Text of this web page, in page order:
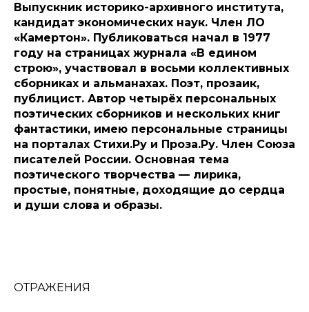
Выпускник историко-архивного института,
кандидат экономических наук. Член ЛО
«Камертон». Публиковаться начал в 1977
году на страницах журнала «В едином
строю», участвовал в восьми коллективных
сборниках и альманахах. Поэт, прозаик,
публицист. Автор четырёх персональных
поэтических сборников и нескольких книг
фантастики, имею персональные страницы
на порталах Стихи.Ру и Проза.Ру. Член Союза
писателей России. Основная тема
поэтического творчества — лирика,
простые, понятные, доходящие до сердца
и души слова и образы.
ОТРАЖЕНИЯ